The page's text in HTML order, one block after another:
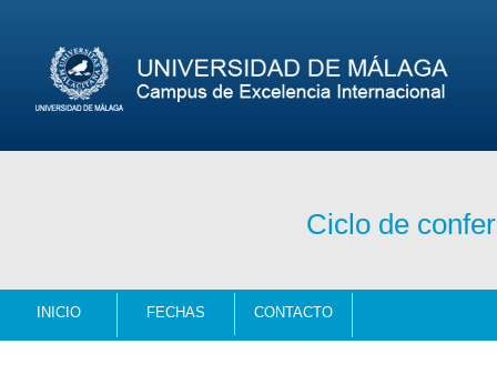
Ciclo de
INICIO FECHAS CONTACTO